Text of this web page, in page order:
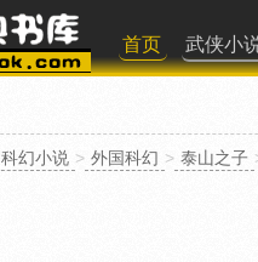
首页 武侠小
科幻小说 > 外国科幻 > 泰山之子